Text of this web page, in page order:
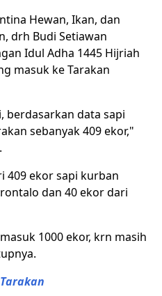
Hewan, Ikan, dan
drh Budi Setiawan
Idul Adha 1445 Hijriah
masuk ke Tarakan
berdasarkan data sapi
sebanyak 409 ekor,"
409 ekor sapi kurban
dan 40 ekor dari
1000 ekor, krn masih